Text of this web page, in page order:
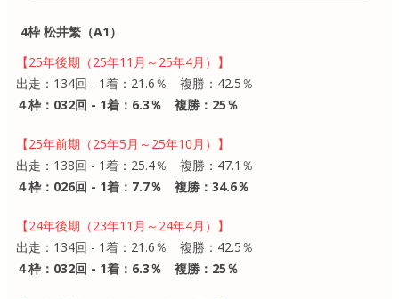
4枠 松井繁（A1）
【25年後期（25年11月～25年4月）】
出走：134回 - 1着：21.6％ 複勝：42.5％
４枠：032回 - 1着：6.3％ 複勝：25％
【25年前期（25年5月～25年10月）】
出走：138回 - 1着：25.4％ 複勝：47.1％
４枠：026回 - 1着：7.7％ 複勝：34.6％
【24年後期（23年11月～24年4月）】
出走：134回 - 1着：21.6％ 複勝：42.5％
４枠：032回 - 1着：6.3％ 複勝：25％